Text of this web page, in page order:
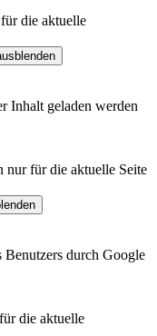
die aktuelle
Inhalt geladen werden
nur für die aktuelle Seite
durch Google
die aktuelle